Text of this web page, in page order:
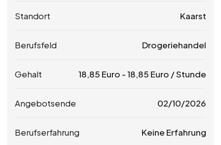
Standort Kaarst
Berufsfeld Drogeriehandel
Gehalt 18,85 Euro -18,85 Euro / Stunde
Angebotsende 02/10/2026
Berufserfahrung Keine Erfahrung